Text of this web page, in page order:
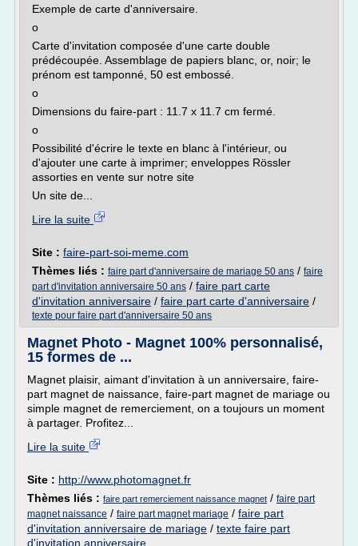
Exemple de carte d'anniversaire.
o
Carte d'invitation composée d'une carte double
prédécoupée. Assemblage de papiers blanc, or, noir; le
prénom est tamponné, 50 est embossé.
o
Dimensions du faire-part : 11.7 x 11.7 cm fermé.
o
Possibilité d'écrire le texte en blanc à l'intérieur, ou
d'ajouter une carte à imprimer; enveloppes Rössler
assorties en vente sur notre site
Un site de...
Lire la suite
Site : faire-part-soi-meme.com
Thèmes liés : faire part d'anniversaire de mariage 50 ans / faire
part d'invitation anniversaire 50 ans / faire part carte
d'invitation anniversaire / faire part carte d'anniversaire /
texte pour faire part d'anniversaire 50 ans
Magnet Photo - Magnet 100% personnalisé,
15 formes de ...
Magnet plaisir, aimant d'invitation à un anniversaire, faire-
part magnet de naissance, faire-part magnet de mariage ou
simple magnet de remerciement, on a toujours un moment
à partager. Profitez...
Lire la suite
Site : http://www.photomagnet.fr
Thèmes liés : faire part remerciement naissance magnet / faire part
magnet naissance / faire part magnet mariage / faire part
d'invitation anniversaire de mariage / texte faire part
d'invitation anniversaire